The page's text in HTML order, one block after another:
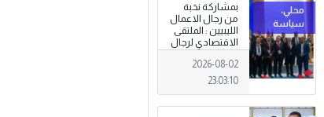
بمشاركة نخبة
من رجال الاعمال
الليبيين : الملتقى
الاقتصادي لرجال
الاعمال 2026
تبدأ فعاليات
بمدينة سرت .
2026-08-02
23:03:10